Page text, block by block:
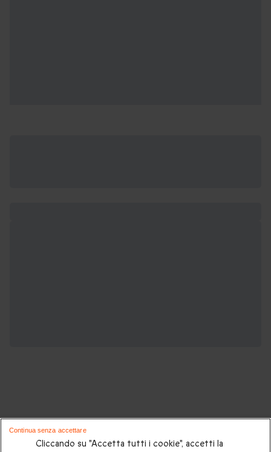
Potrebbero piacerti anche questi cofanetti
regalo:Cliccando su "Accetta tutti i cookie", accetti la
Continua senza accettare